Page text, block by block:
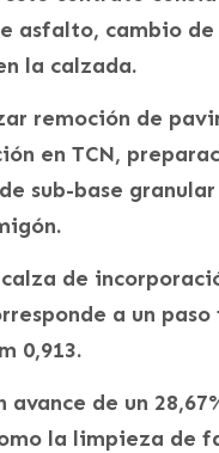
asfalto, cambio
la calzada.
remoción de
en TCN,
sub-base
de
a un
0,913.
de un
la limpieza de